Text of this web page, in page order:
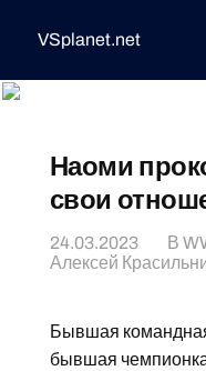
VSplanet.net
Наоми
свои
24.03.2023 В
Алексей
Бывшая
бывшая